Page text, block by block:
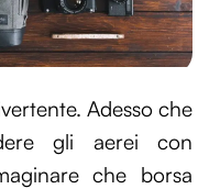
Adesso che
gli aerei con
che borsa